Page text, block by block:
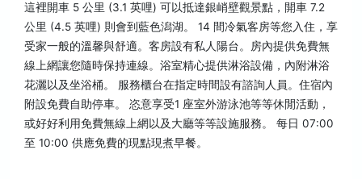
這裡開車 5 公里 (3.1 英哩) 可以抵達銀峭壁觀景點，開車 7.2
公里 (4.5 英哩) 則會到藍色潟湖。 14 間冷氣客房等您入住，享
受家一般的溫馨與舒適。客房設有私人陽台。房內提供免費無
線上網讓您隨時保持連線。浴室精心提供淋浴設備，內附淋浴
花灑以及坐浴桶。 服務櫃台在指定時間設有諮詢人員。住宿內
附設免費自助停車。 恣意享受1 座室外游泳池等等休閒活動，
或好好利用免費無線上網以及大廳等等設施服務。 每日 07:00
至 10:00 供應免費的現點現煮早餐。